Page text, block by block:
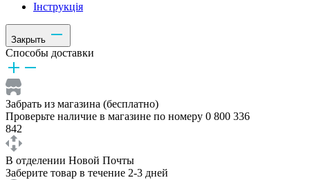
Інструкція
Закрыть
Способы доставки
Забрать из магазина (бесплатно)
Проверьте наличие в магазине по номеру 0 800 336
842
В отделении Новой Почты
Заберите товар в течение 2-3 дней